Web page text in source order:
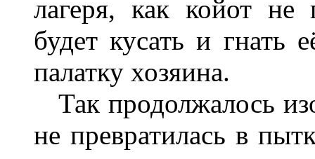
лагеря, как койот не
будет кусать и гнать
палатку хозяина.
Так продолжалось
не превратилась в